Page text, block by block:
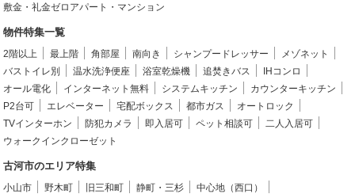
敷金・礼金ゼロアパート・マンション
物件特集一覧
2階以上 最上階 角部屋 南向き シャンプードレッサー
メゾネット
バストイレ別
温水洗浄便座 浴室乾燥機 追焚きバス
IHコンロ
オール電化
インターネット無料 システムキッチン
カウンターキッチン
P2台可
エレベーター 宅配ボックス 都市ガス
オートロック
TVインターホン
防犯カメラ 即入居可 ペット相談可
二人入居可
ウォークインクローゼット
古河市のエリア特集
小山市 野木町 旧三和町 静町・三杉
中心地（西口）